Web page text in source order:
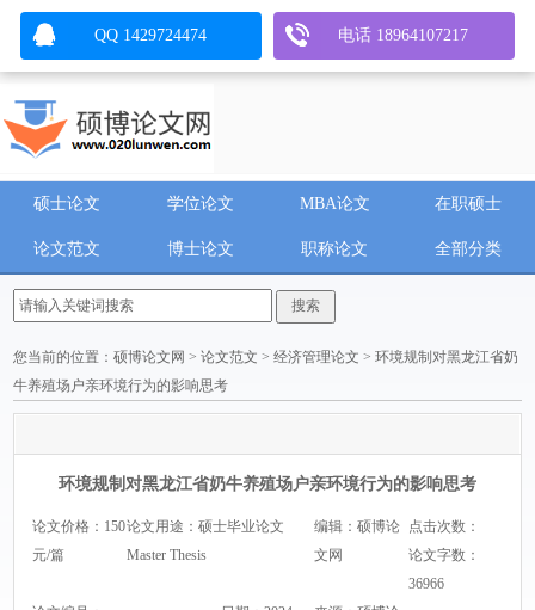
硕士论文 学位论文 MBA论文 在职硕士
论文范文 博士论文 职称论文 全部分类
您当前的位置：硕博论文网 >论文范文 >经济管理论文 > 环境规制对黑龙江省奶
牛养殖场户亲环境行为的影响思考
环境规制对黑龙江省奶牛养殖场户亲环境行为的影响思考
论文价格：150
元/篇
论文用途：硕士毕业论文
Master Thesis
编辑：硕博论
文网
点击次数：
论文字数：
36966
QQ 1429724474 电话 18964107217